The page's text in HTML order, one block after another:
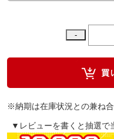
※納期は在庫状況との兼ね合
▼レビューを書くと抽選で